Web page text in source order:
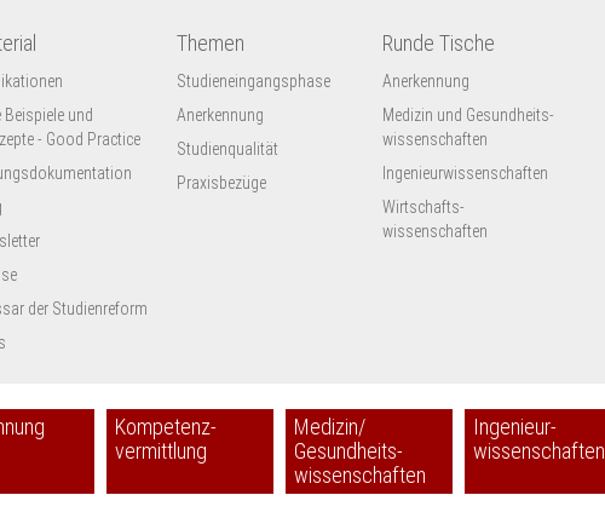
Beispiele und
- Good Practice
der Studienreform
Themen
Studieneingangsphase
Anerkennung
Studienqualität
Praxisbezüge
Runde Tische
Anerkennung
Medizin und Gesundheits-
wissenschaften
Ingenieur­wissenschaften
Wirtschafts-
wissenschaften
Kompetenz-
vermittlung
Medizin/
Gesundheits-
wissenschaften
Ingenieur-
wissenschaften